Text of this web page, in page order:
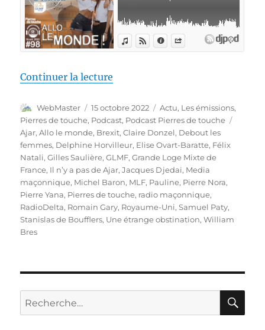
Continuer la lecture
Auteur
WebMaster
Publié
le
15 octobre 2022 Catégories
Actu, Les émissions,
Pierres de touche, Podcast, Podcast Pierres de touche
Ajar,Allo le monde, Brexit,Claire Donzel, Debout les
femmes, Delphine Horvilleur, Elise Ovart-Baratte, Félix
Natali,Gilles Saulière,GLMF,Grande Loge Mixte de
France, Il n’y a pas de Ajar,Jacques Djedai, Media
maçonnique, Michel Baron, MLF, Pauline, Pierre Nora,
Pierre Yana, Pierres de touche, radio maçonnique,
RadioDelta, Romain Gary, Royaume-Uni,Samuel Paty,
Stanislas de Boufflers, Une étrange obstination,William
Bres
Recherche
pour :